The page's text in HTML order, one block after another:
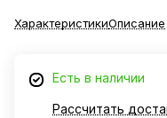
ХарактеристикиОписание
Есть в наличии
Рассчитать